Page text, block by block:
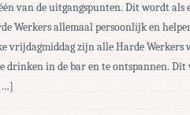
van de uitgangspunten. Dit wordt als
Werkers allemaal persoonlijk en
vrijdagmiddag zijn alle Harde Werkers
drinken in de bar en te ontspannen.